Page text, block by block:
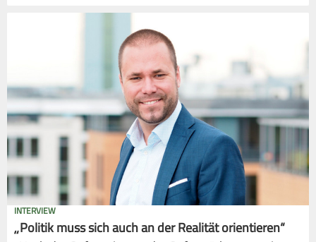
INTERVIEW
„Politik muss sich auch an der Realität orientieren“